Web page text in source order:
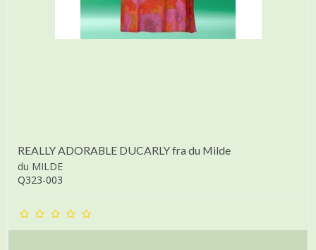
REALLY ADORABLE DUCARLY fra du Milde
du MILDE
Q323-003